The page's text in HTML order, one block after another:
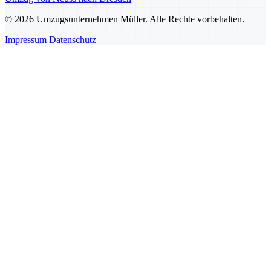
© 2026 Umzugsunternehmen Müller. Alle Rechte vorbehalten.
Impressum Datenschutz